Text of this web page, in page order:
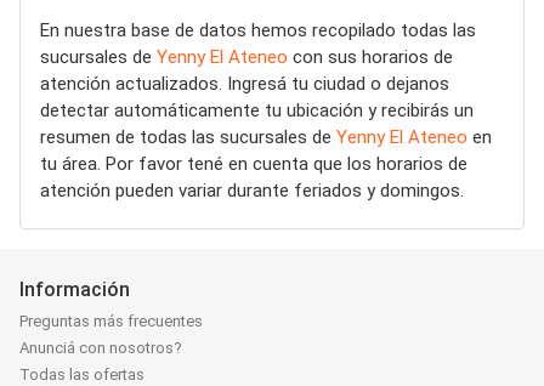
En nuestra base de datos hemos recopilado todas las
sucursales de Yenny El Ateneo con sus horarios de
atención actualizados. Ingresá tu ciudad o dejanos
detectar automáticamente tu ubicación y recibirás un
resumen de todas las sucursales de Yenny El Ateneo en
tu área. Por favor tené en cuenta que los horarios de
atención pueden variar durante feriados y domingos.
Información
Preguntas más frecuentes
Anunciá con nosotros?
Todas las ofertas